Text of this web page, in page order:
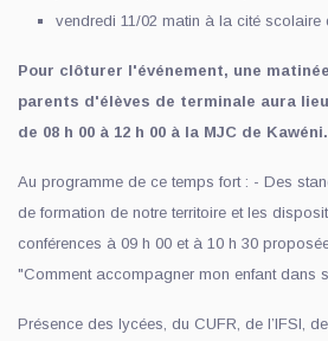
vendredi 11/02 matin à la cité scolaire
Pour clôturer l'événement, une
parents d'élèves de terminale aura
de 08 h 00 à 12 h 00 à la MJC de Kawéni.
Au programme de ce temps fort : - Des
de formation de notre territoire et les
conférences à 09 h 00 et à 10 h 30
"Comment accompagner mon enfant dans
Présence des lycées, du CUFR, de l’IFSI,